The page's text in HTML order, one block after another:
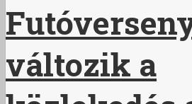
változik a